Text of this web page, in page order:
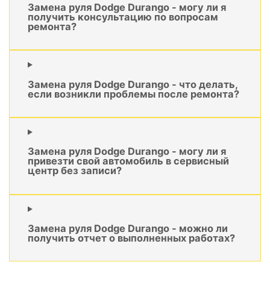
Замена руля Dodge Durango - могу ли я
получить консультацию по вопросам
ремонта?
Замена руля Dodge Durango - что делать,
если возникли проблемы после ремонта?
Замена руля Dodge Durango - могу ли я
привезти свой автомобиль в сервисный
центр без записи?
Замена руля Dodge Durango - можно ли
получить отчет о выполненных работах?